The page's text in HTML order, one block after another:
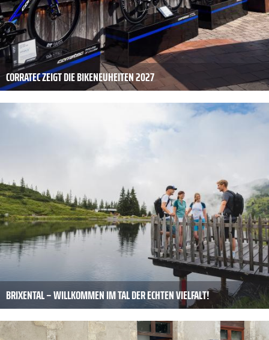
CORRATEC ZEIGT DIE BIKENEUHEITEN 2027
BRIXENTAL – WILLKOMMEN IM TAL DER ECHTEN VIELFALT!